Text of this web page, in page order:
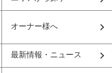
オーナー様へ
最新情報・ニュース